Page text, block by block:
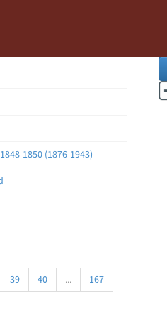
1850 (1876-1943)
39 40 ...
167